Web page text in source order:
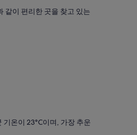
같이 편리한 곳을 찾고 있는
온이 23°C이며, 가장 추운